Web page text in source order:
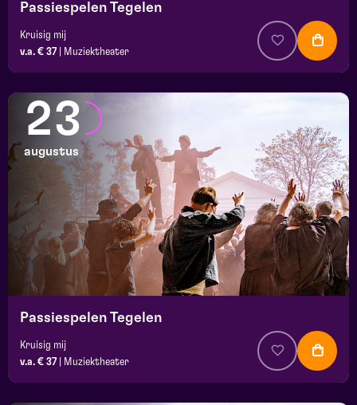
Passiespelen Tegelen
Kruisig mij
v.a. € 37
Muziektheater
23
augustus
Passiespelen Tegelen
Kruisig mij
v.a. € 37
Muziektheater